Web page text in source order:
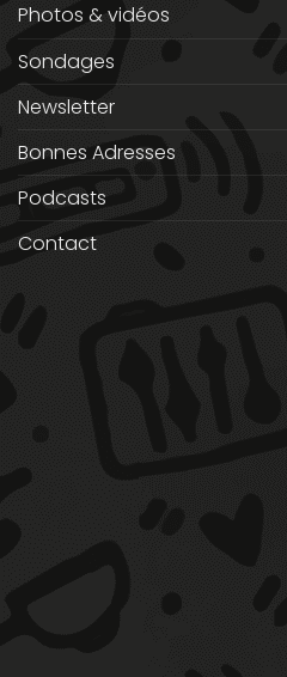
Photos & vidéos
Sondages
Newsletter
Bonnes Adresses
Podcasts
Contact